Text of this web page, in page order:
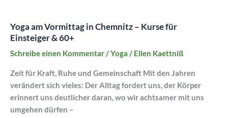
Yoga am Vormittag in Chemnitz – Kurse für
Einsteiger & 60+
Schreibe einen Kommentar/Yoga / Ellen Kaettniß
Zeit für Kraft, Ruhe und Gemeinschaft Mit den Jahren
verändert sich vieles: Der Alltag fordert uns, der Körper
erinnert uns deutlicher daran, wo wir achtsamer mit uns
umgehen dürfen –
Vormittag
in
Chemnitz
Kurse
für
Einsteiger
&